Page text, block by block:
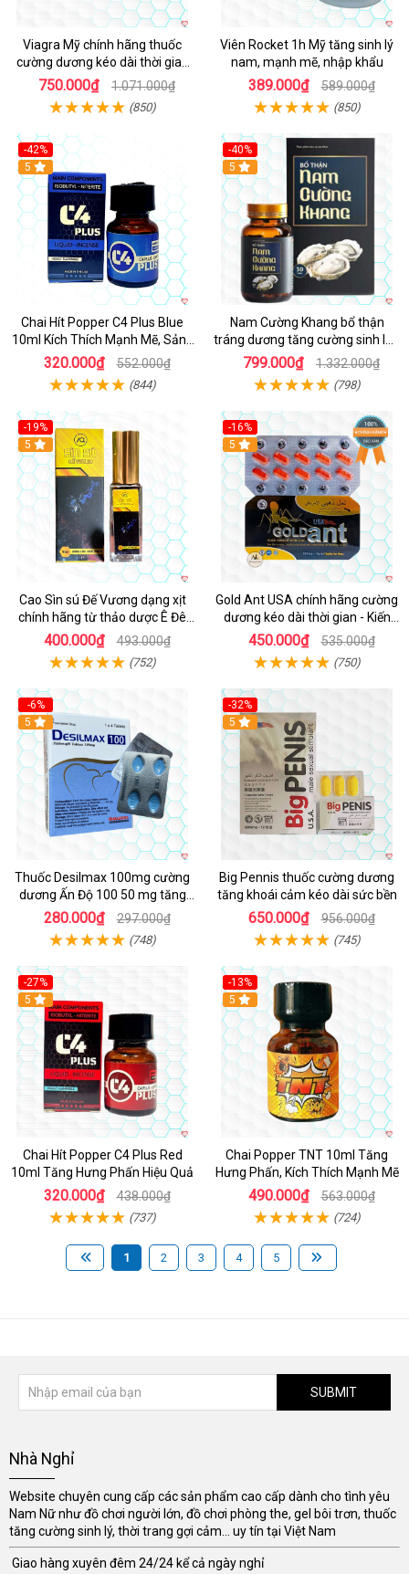
Viagra Mỹ chính hãng thuốc
cường dương kéo dài thời gian
cho Nam nhập khẩu chính ngạch
750.000₫ 1.071.000₫
(850)
Viên Rocket 1h Mỹ tăng sinh lý
nam, mạnh mẽ, nhập khẩu
389.000₫ 589.000₫
(850)
-42%
5
Chai Hít Popper C4 Plus Blue
10ml Kích Thích Mạnh Mẽ, Sảng
Khoái
320.000₫ 552.000₫
(844)
-40%
5
Nam Cường Khang bổ thận
tráng dương tăng cường sinh lực
nam
799.000₫ 1.332.000₫
(798)
-19%
5
Cao Sìn sú Đế Vương dạng xịt
chính hãng từ thảo dược Ê Đê
Việt Nam
400.000₫ 493.000₫
(752)
-16%
5
Gold Ant USA chính hãng cường
dương kéo dài thời gian - Kiến
Vàng Đen Tây Tạng
450.000₫ 535.000₫
(750)
-6%
5
Thuốc Desilmax 100mg cường
dương Ấn Độ 100 50 mg tăng
sinh lý tốt nhất
280.000₫ 297.000₫
(748)
-32%
5
Big Pennis thuốc cường dương
tăng khoái cảm kéo dài sức bền
650.000₫ 956.000₫
(745)
-27%
5
Chai Hít Popper C4 Plus Red
10ml Tăng Hưng Phấn Hiệu Quả
320.000₫ 438.000₫
(737)
-13%
5
Chai Popper TNT 10ml Tăng
Hưng Phấn, Kích Thích Mạnh Mẽ
490.000₫ 563.000₫
(724)
1 2 3 4 5
SUBMIT
Nhà Nghỉ
Website chuyên cung cấp các sản phẩm cao cấp dành cho tình yêu
Nam Nữ như đồ chơi người lớn, đồ chơi phòng the, gel bôi trơn, thuốc
tăng cường sinh lý, thời trang gợi cảm... uy tín tại Việt Nam
Giao hàng xuyên đêm 24/24 kể cả ngày nghỉ